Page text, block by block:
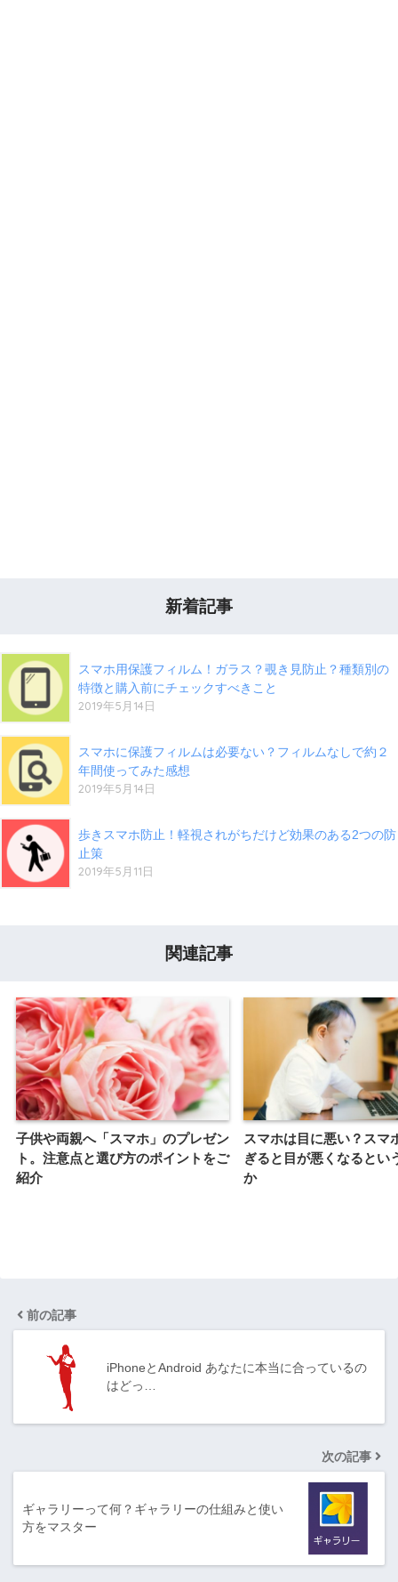
新着記事
スマホ用保護フィルム！ガラス？覗き見防止？種類別の
特徴と購入前にチェックすべきこと
2019年5月14日
スマホに保護フィルムは必要ない？フィルムなしで約２
年間使ってみた感想
2019年5月14日
歩きスマホ防止！軽視されがちだけど効果のある2つの防
止策
2019年5月11日
関連記事
子供や両親へ「スマホ」のプレゼン
ト。注意点と選び方のポイントをご
紹介
スマホは目に悪い？スマ
ぎると目が悪くなるとい
か
前の記事
iPhoneとAndroid あなたに本当に合っているの
はどっ…
次の記事
ギャラリーって何？ギャラリーの仕組みと使い
方をマスター